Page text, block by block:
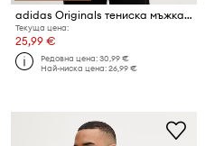
adidas Originals тениска мъжка от памук
Текуща цена:
25,99 €
Редовна цена:30,99 €
Най-ниска цена:26,99 €